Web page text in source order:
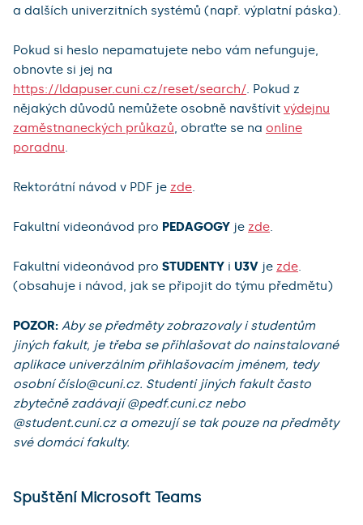
a dalších univerzitních systémů (např. výplatní páska).
Pokud si heslo nepamatujete nebo vám nefunguje,
obnovte si jej na
https://ldapuser.cuni.cz/reset/search/. Pokud z
nějakých důvodů nemůžete osobně navštívit výdejnu
zaměstnaneckých průkazů, obraťte se na online
poradnu.
Rektorátní návod v PDF je zde.
Fakultní videonávod pro PEDAGOGY je zde.
Fakultní videonávod pro STUDENTY i U3V je zde.
(obsahuje i návod, jak se připojit do týmu předmětu)
POZOR: Aby se předměty zobrazovaly i studentům
jiných fakult, je třeba se přihlašovat do nainstalované
aplikace univerzálním přihlašovacím jménem, tedy
osobní číslo@cuni.cz. Studenti jiných fakult často
zbytečně zadávají @pedf.cuni.cz nebo
@student.cuni.cz a omezují se tak pouze na předměty
své domácí fakulty.
Spuštění Microsoft Teams